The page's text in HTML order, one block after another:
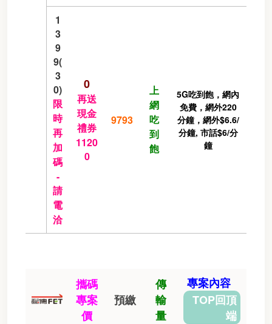
1
3
9
9(
3
0)
限
時
再
加
碼
-
請
電
洽
0
再送
現金
禮券
1120
0
9793
上
網
吃
到
飽
5G吃到飽，網內
免費，網外220
分鐘，網外$6.6/
分鐘, 市話$6/分
鐘
攜碼
專案
價
預繳
傳
輸
量
專案內容
TOP回頂
端